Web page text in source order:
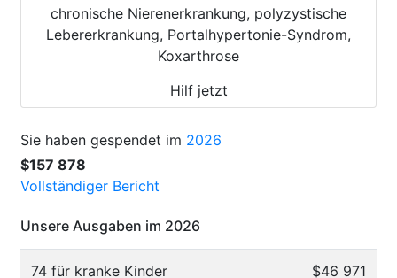
chronische Nierenerkrankung, polyzystische
Lebererkrankung, Portalhypertonie-Syndrom,
Koxarthrose
Hilf jetzt
Sie haben gespendet im 2026
$157 878
Vollständiger Bericht
Unsere Ausgaben im 2026
74 für kranke Kinder $46 971